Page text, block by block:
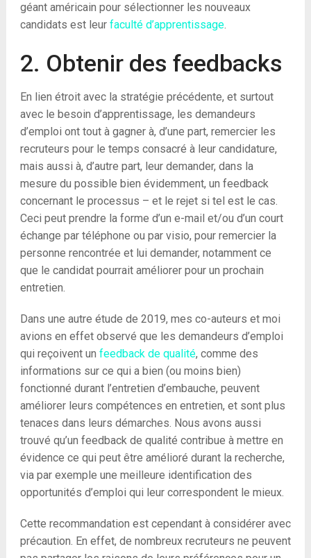
géant américain pour sélectionner les nouveaux
candidats est leur faculté d’apprentissage.
2. Obtenir des feedbacks
En lien étroit avec la stratégie précédente, et surtout
avec le besoin d’apprentissage, les demandeurs
d’emploi ont tout à gagner à, d’une part, remercier les
recruteurs pour le temps consacré à leur candidature,
mais aussi à, d’autre part, leur demander, dans la
mesure du possible bien évidemment, un feedback
concernant le processus – et le rejet si tel est le cas.
Ceci peut prendre la forme d’un e-mail et/ou d’un court
échange par téléphone ou par visio, pour remercier la
personne rencontrée et lui demander, notamment ce
que le candidat pourrait améliorer pour un prochain
entretien.
Dans une autre étude de 2019, mes co-auteurs et moi
avions en effet observé que les demandeurs d’emploi
qui reçoivent un feedback de qualité, comme des
informations sur ce qui a bien (ou moins bien)
fonctionné durant l’entretien d’embauche, peuvent
améliorer leurs compétences en entretien, et sont plus
tenaces dans leurs démarches. Nous avons aussi
trouvé qu’un feedback de qualité contribue à mettre en
évidence ce qui peut être amélioré durant la recherche,
via par exemple une meilleure identification des
opportunités d’emploi qui leur correspondent le mieux.
Cette recommandation est cependant à considérer avec
précaution. En effet, de nombreux recruteurs ne peuvent